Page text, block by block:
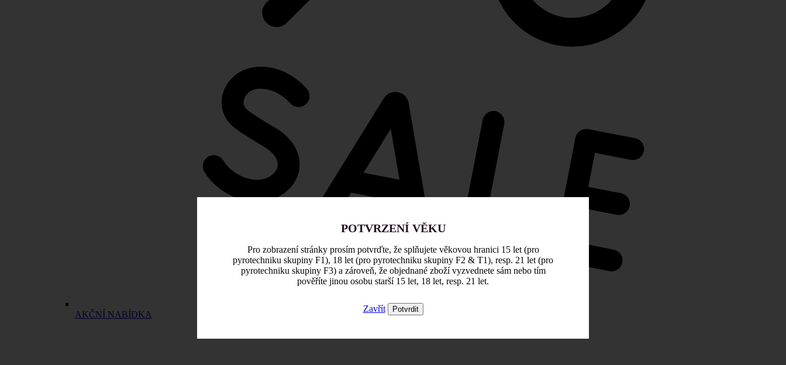
AKČNÍ NABÍDKA
POTVRZENÍ VĚKU
Pro zobrazení stránky prosím potvrďte, že splňujete věkovou hranici 15 let (pro
pyrotechniku skupiny F1), 18 let (pro pyrotechniku skupiny F2 & T1), resp. 21 let (pro
pyrotechniku skupiny F3) a zároveň, že objednané zboží vyzvednete sám nebo tím
pověříte jinou osobu starší 15 let, 18 let, resp. 21 let.
Zavřít Potvrdit